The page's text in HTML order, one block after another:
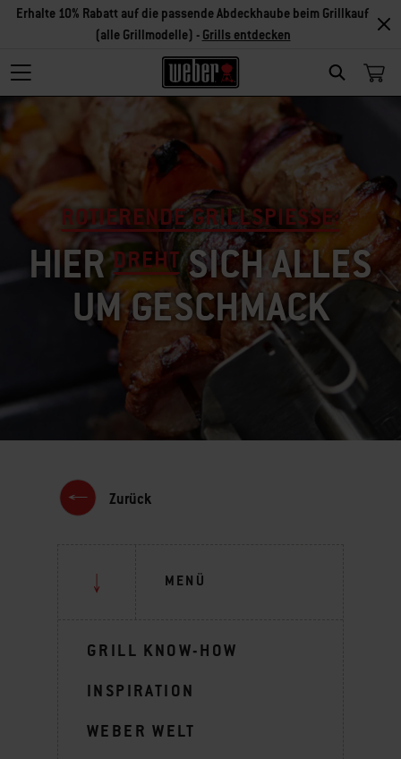
SEARCH
Erhalte 10% Rabatt auf die passende Abdeckhaube beim Grillkauf
(alle Grillmodelle) - Grills entdecken
ROTIERENDE GRILLSPIESSE:
HIERDREHTSICH ALLES
UM GESCHMACK
Zurück
MENÜ
GRILL KNOW-HOW
INSPIRATION
WEBER WELT